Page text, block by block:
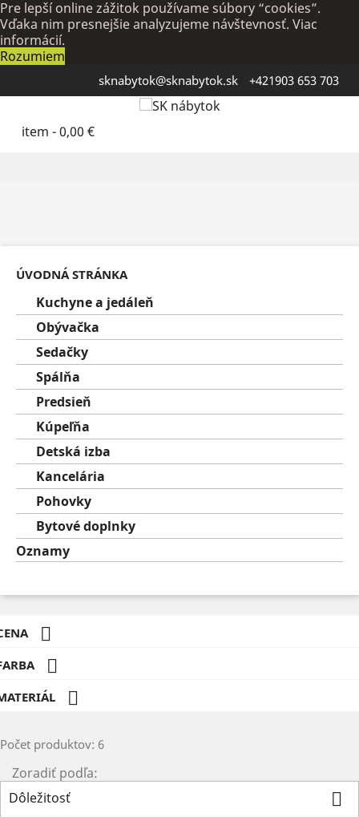
Pre lepší online zážitok používame súbory “cookies”.
Vďaka nim presnejšie analyzujeme návštevnosť. Viac
informácií.
Rozumiem
sknabytok@sknabytok.sk +421903 653 703
item -0,00 €
ÚVODNÁ STRÁNKA
Kuchyne a jedáleň
Obývačka
Sedačky
Spálňa
Predsieň
Kúpeľňa
Detská izba
Kancelária
Pohovky
Bytové doplnky
Oznamy



Počet produktov: 6
Zoradiť podľa:
Dôležitosť
